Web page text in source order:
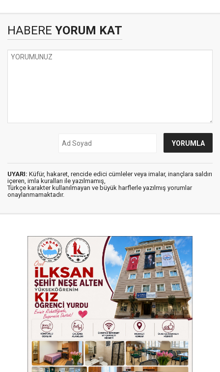
HABERE YORUM KAT
UYARI: Küfür, hakaret, rencide edici cümleler veya imalar, inançlara saldırı
içeren, imla kuralları ile yazılmamış,
Türkçe karakter kullanılmayan ve büyük harflerle yazılmış yorumlar
onaylanmamaktadır.